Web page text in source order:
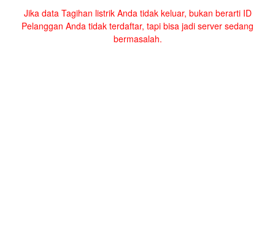
Jika data Tagihan listrik Anda tidak keluar, bukan berarti ID
Pelanggan Anda tidak terdaftar, tapi bisa jadi server sedang
bermasalah.